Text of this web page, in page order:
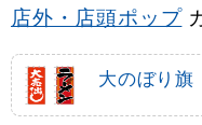
店外・店頭ポップ
大のぼり旗